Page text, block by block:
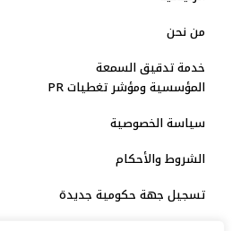
من نحن
خدمة تدقيق السمعة
المؤسسية ومؤشر تغطيات PR
سياسة الخصوصية
الشروط والأحكام
تسجيل جهة حكومية جديدة